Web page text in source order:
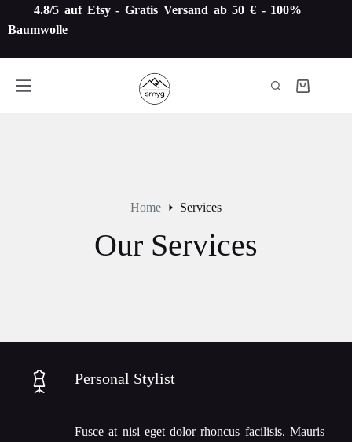
springen
4.8/5 auf Etsy -Gratis Versand ab 50 € - 100%
Baumwolle
Warenkorb
Home Services
Our Services
Personal Stylist
Fusce at nisi eget dolor rhoncus facilisis. Mauris